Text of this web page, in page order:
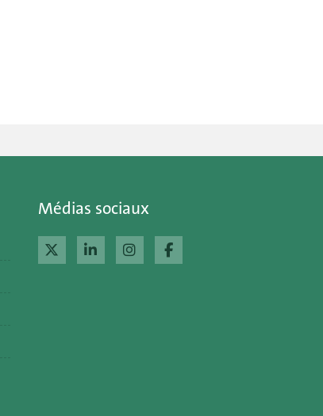
Médias sociaux